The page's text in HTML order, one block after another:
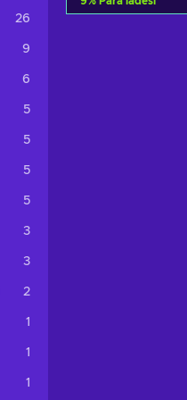
26
9
6
5
5
5
5
3
3
2
1
1
1